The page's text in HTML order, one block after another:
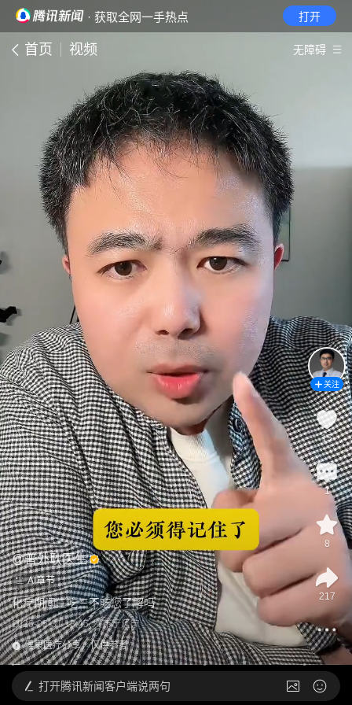
· 获取全网一手热点 打开
首页 视频 无障碍
@普外耿医生
AI章节
化疗期间三吃三不吃您了解吗
2026-05-31 18:45 发布于辽宁
健康医疗分享，仅供参考
关注
15
1
8
217
打开腾讯新闻客户端说两句